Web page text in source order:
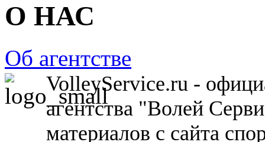
О НАС
Об агентстве
VolleyService.ru -
агентства "Волей
материалов с сайта